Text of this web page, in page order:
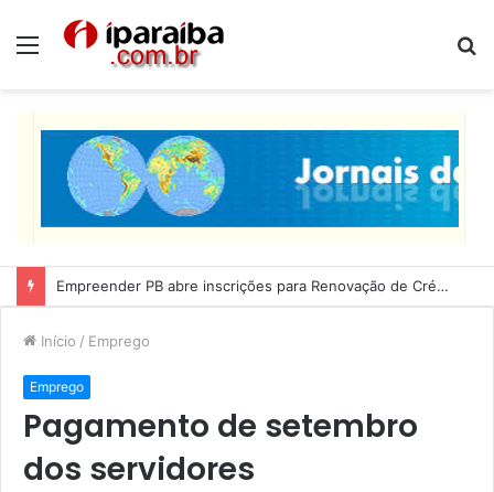
Menu
Empreender PB abre inscrições para Renovação de Crédito
Início / Emprego
Emprego
Pagamento de setembro
dos servidores